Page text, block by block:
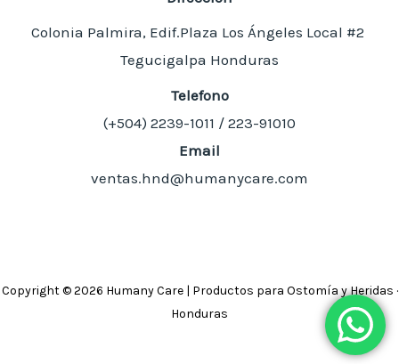
Colonia Palmira, Edif.Plaza Los Ángeles Local #2
Tegucigalpa Honduras
Telefono
(+504) 2239-1011 / 223-91010
Email
ventas.hnd@humanycare.com
Copyright © 2026 Humany Care | Productos para Ostomía y Heridas ·
Honduras